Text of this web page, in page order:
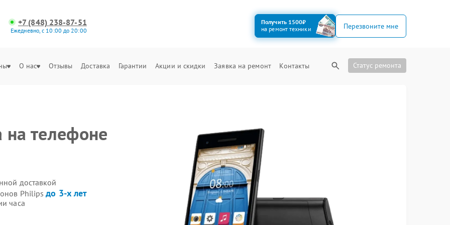
+7 (848) 238-87-51
Ежедневно, с 10:00 до 20:00
Получить 1500₽
на ремонт техники
Перезвоните мне
О нас Отзывы Доставка Гарантии Акции и скидки Заявка на ремонт Контакты Статус ремонта
телефоне
доставкой
Philipsдо 3-х лет
часа